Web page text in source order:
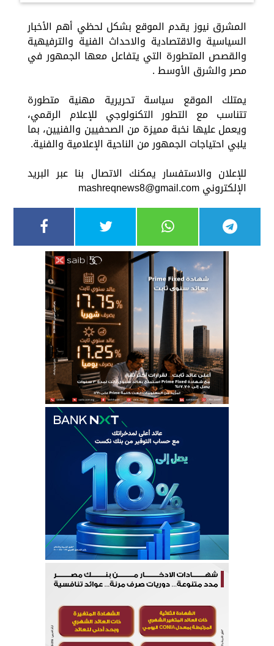
المشرق نيوز يقدم الموقع بشكل لحظي أهم الأخبار
السياسية والاقتصادية والاحداث الفنية والترفيهية
والقصص المتطورة التي يتفاعل معها الجمهور في
مصر والشرق الأوسط .
يمتلك الموقع سياسة تحريرية مهنية متطورة
تتناسب مع التطور التكنولوجي للإعلام الرقمي،
ويعمل عليها نخبة مميزة من الصحفيين والفنيين، بما
يلبي احتياجات الجمهور من الناحية الإعلامية والفنية.
للإعلان والاستفسار يمكنك الاتصال بنا عبر البريد
الإلكترونيmashreqnews8@gmail.com